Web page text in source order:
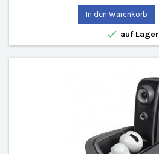
In den Warenkorb
 auf Lager